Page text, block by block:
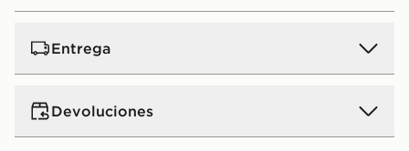
Entrega
Devoluciones